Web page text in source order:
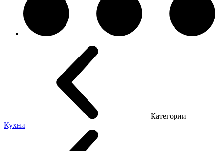
Категории
Кухни